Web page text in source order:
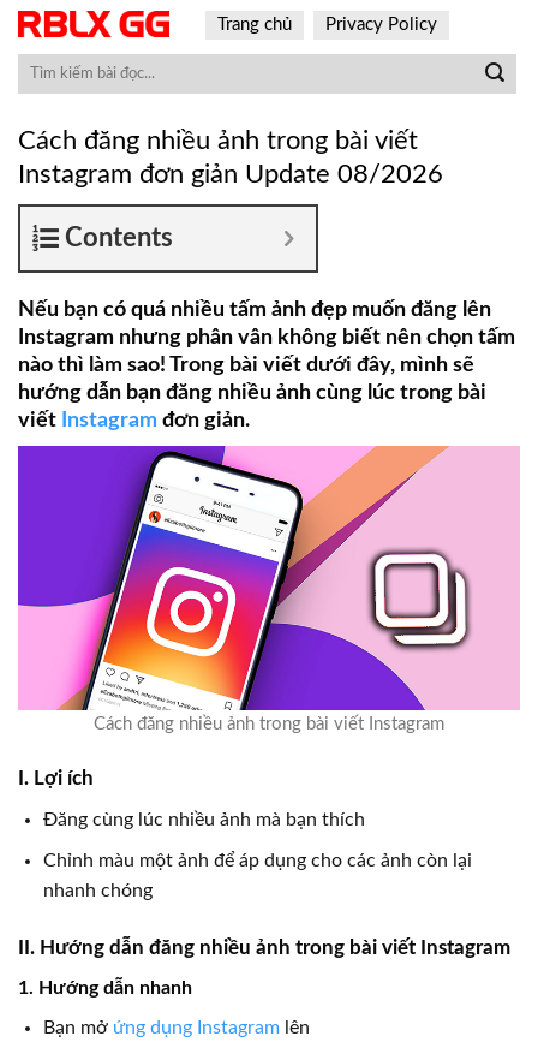
Skip
content
Trang chủ Privacy Policy
Cách đăng nhiều ảnh trong bài viết
Instagram đơn giản Update 08/2026
Contents
Nếu bạn có quá nhiều tấm ảnh đẹp muốn đăng lên
Instagram nhưng phân vân không biết nên chọn tấm
nào thì làm sao! Trong bài viết dưới đây, mình sẽ
hướng dẫn bạn đăng nhiều ảnh cùng lúc trong bài
viết Instagram đơn giản.
Cách đăng nhiều ảnh trong bài viết Instagram
I. Lợi ích
Đăng cùng lúc nhiều ảnh mà bạn thích
Chỉnh màu một ảnh để áp dụng cho các ảnh còn lại
nhanh chóng
II. Hướng dẫn đăng nhiều ảnh trong bài viết Instagram
1. Hướng dẫn nhanh
Bạn mở ứng dụng Instagramlên